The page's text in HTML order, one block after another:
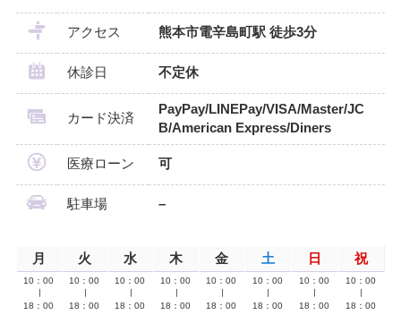
アクセス 熊本市電辛島町駅 徒歩3分
休診日 不定休
カード決済
PayPay/LINEPay/VISA/Master/JC
B/American Express/Diners
医療ローン 可
駐車場 –
月 火 水 木 金 土 日 祝
10：00
18：00
10：00
18：00
10：00
18：00
10：00
18：00
10：00
18：00
10：00
18：00
10：00
18：00
10：00
18：00